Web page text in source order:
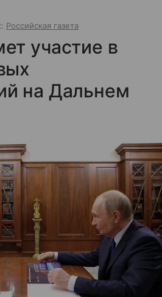
Российская газета
участие в
на Дальнем